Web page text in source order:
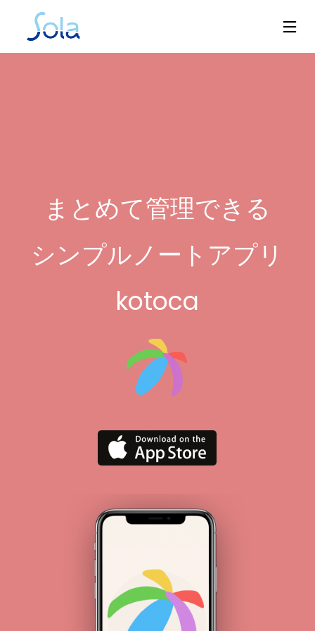
まとめて管理できる
シンプルノートアプリ
kotoca